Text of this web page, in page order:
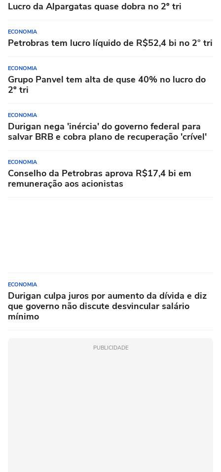
Lucro da Alpargatas quase dobra no 2º tri
ECONOMIA
Petrobras tem lucro líquido de R$52,4 bi no 2° tri
ECONOMIA
Grupo Panvel tem alta de quse 40% no lucro do
2º tri
ECONOMIA
Durigan nega 'inércia' do governo federal para
salvar BRB e cobra plano de recuperação 'crível'
ECONOMIA
Conselho da Petrobras aprova R$17,4 bi em
remuneração aos acionistas
ECONOMIA
Durigan culpa juros por aumento da dívida e diz
que governo não discute desvincular salário
mínimo
PUBLICIDADE